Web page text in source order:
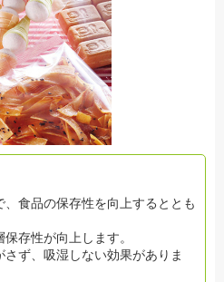
食品の保存性を向上するととも
存性が向上します。
ず、吸湿しない効果がありま